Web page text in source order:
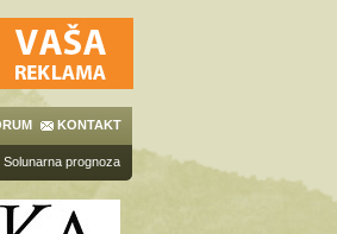
KONTAKT
Solunarna prognoza